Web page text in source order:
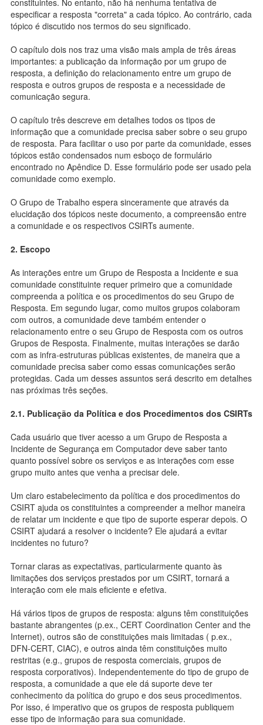
especificar a resposta "correta" a cada tópico. Ao contrário, cada
tópico é discutido nos termos do seu significado.
O capítulo dois nos traz uma visão mais ampla de três áreas
importantes: a publicação da informação por um grupo de
resposta, a definição do relacionamento entre um grupo de
resposta e outros grupos de resposta e a necessidade de
comunicação segura.
O capítulo três descreve em detalhes todos os tipos de
informação que a comunidade precisa saber sobre o seu grupo
de resposta. Para facilitar o uso por parte da comunidade, esses
tópicos estão condensados num esboço de formulário
encontrado no Apêndice D. Esse formulário pode ser usado pela
comunidade como exemplo.
O Grupo de Trabalho espera sinceramente que através da
elucidação dos tópicos neste documento, a compreensão entre
a comunidade e os respectivos CSIRTs aumente.
2. Escopo
As interações entre um Grupo de Resposta a Incidente e sua
comunidade constituinte requer primeiro que a comunidade
compreenda a política e os procedimentos do seu Grupo de
Resposta. Em segundo lugar, como muitos grupos colaboram
com outros, a comunidade deve também entender o
relacionamento entre o seu Grupo de Resposta com os outros
Grupos de Resposta. Finalmente, muitas interações se darão
com as infra-estruturas públicas existentes, de maneira que a
comunidade precisa saber como essas comunicações serão
protegidas. Cada um desses assuntos será descrito em detalhes
nas próximas três seções.
2.1. Publicação da Política e dos Procedimentos dos CSIRTs
Cada usuário que tiver acesso a um Grupo de Resposta a
Incidente de Segurança em Computador deve saber tanto
quanto possível sobre os serviços e as interações com esse
grupo muito antes que venha a precisar dele.
Um claro estabelecimento da política e dos procedimentos do
CSIRT ajuda os constituintes a compreender a melhor maneira
de relatar um incidente e que tipo de suporte esperar depois. O
CSIRT ajudará a resolver o incidente? Ele ajudará a evitar
incidentes no futuro?
Tornar claras as expectativas, particularmente quanto às
limitações dos serviços prestados por um CSIRT, tornará a
interação com ele mais eficiente e efetiva.
Há vários tipos de grupos de resposta: alguns têm constituições
bastante abrangentes (p.ex., CERT Coordination Center and the
Internet), outros são de constituições mais limitadas ( p.ex.,
DFN-CERT, CIAC), e outros ainda têm constituições muito
restritas (e.g., grupos de resposta comerciais, grupos de
resposta corporativos). Independentemente do tipo de grupo de
resposta, a comunidade a que ele dá suporte deve ter
conhecimento da política do grupo e dos seus procedimentos.
Por isso, é imperativo que os grupos de resposta publiquem
esse tipo de informação para sua comunidade.